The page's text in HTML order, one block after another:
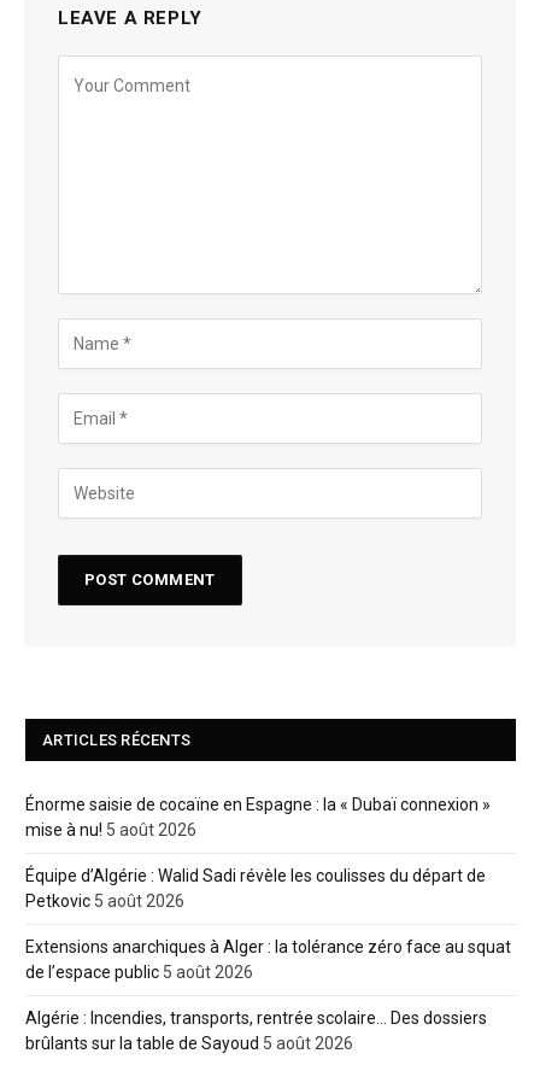
LEAVE A REPLY
ARTICLES RÉCENTS
Énorme saisie de cocaïne en Espagne : la « Dubaï connexion »
mise à nu! 5 août 2026
Équipe d’Algérie : Walid Sadi révèle les coulisses du départ de
Petkovic 5 août 2026
Extensions anarchiques à Alger : la tolérance zéro face au squat
de l’espace public 5 août 2026
Algérie : Incendies, transports, rentrée scolaire… Des dossiers
brûlants sur la table de Sayoud 5 août 2026